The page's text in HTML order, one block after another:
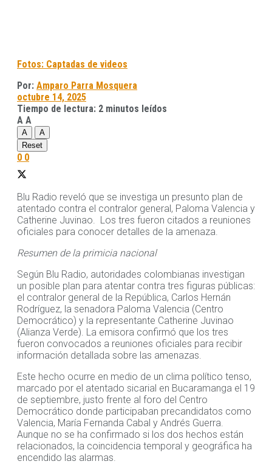
Fotos: Captadas de videos
Por: Amparo Parra Mosquera
octubre 14, 2025
Tiempo de lectura: 2 minutos leídos
A A
A
A
Reset
0 0
Blu Radio reveló que se investiga un presunto plan de
atentado contra el contralor general, Paloma Valencia y
Catherine Juvinao. Los tres fueron citados a reuniones
oficiales para conocer detalles de la amenaza.
Resumen de la primicia nacional
Según Blu Radio, autoridades colombianas investigan
un posible plan para atentar contra tres figuras públicas:
el contralor general de la República, Carlos Hernán
Rodríguez, la senadora Paloma Valencia (Centro
Democrático) y la representante Catherine Juvinao
(Alianza Verde). La emisora confirmó que los tres
fueron convocados a reuniones oficiales para recibir
información detallada sobre las amenazas.
Este hecho ocurre en medio de un clima político tenso,
marcado por el atentado sicarial en Bucaramanga el 19
de septiembre, justo frente al foro del Centro
Democrático donde participaban precandidatos como
Valencia, María Fernanda Cabal y Andrés Guerra.
Aunque no se ha confirmado si los dos hechos están
relacionados, la coincidencia temporal y geográfica ha
encendido las alarmas.